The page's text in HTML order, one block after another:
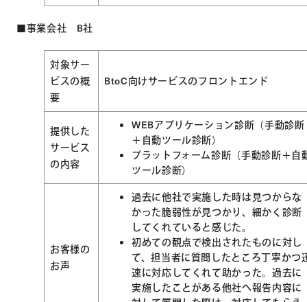
■事業会社 B社
対象サー
ビスの概
要
BtoC向けサービスのフロントエンド
提供した
サービス
の内容
WEBアプリケーション診断（手動診断
＋自動ツール診断）
プラットフォーム診断（手動診断＋自
ツール診断）
お客様の
お声
過去に他社で実施した時は見つからな
かった脆弱性が見つかり、細かく診断
してくれていると感じた。
初めての観点で検出されたものに対し
て、担当者に質問したところ丁寧かつ
速に対応してくれて助かった。過去に
実施したことがある他社へ報告内容に